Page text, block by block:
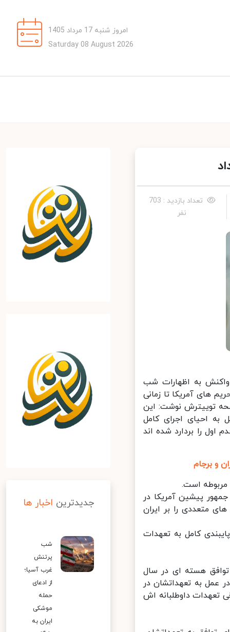
امروز شنبه 17 مرداد 1405
Saturday 08 August 2026
تعداد بازدید : 703
نفر
به اظهارات شب
های آمریکا تا زمانی
توییترش نوشت: این
احیای اجرای کامل
را بردارد شده اند
و برجام
است.
پیشین آمریکا در
متعددی را بر ایران
کامل به تعهدات
هسته ای در سال
عمل به تعهداتشان در
تعهدات داوطلبانه اش
جدیدترین اخبار ها
شب
پرتنش
غرب آسیا؛
از ادعای
حمله
موشکی
ایران به